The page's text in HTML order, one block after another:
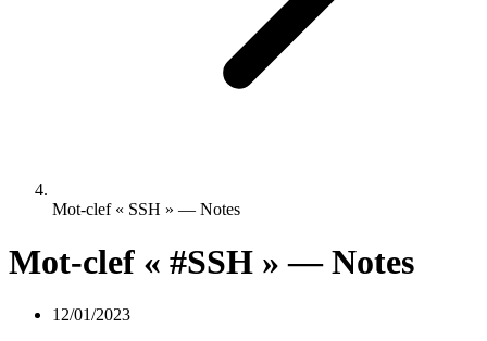
Mot-clef « SSH » — Notes
Mot-clef « #SSH » — Notes
12/01/2023